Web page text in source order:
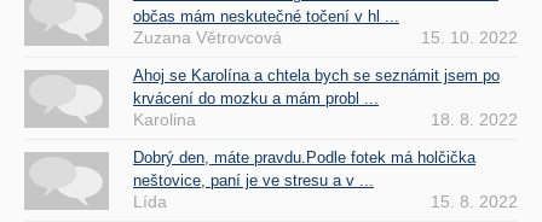
občas mám neskutečné točení v hl ...
Zuzana Větrovcová 15. 10. 2022
Ahoj se Karolína a chtela bych se seznámit jsem po
krvácení do mozku a mám probl ...
Karolina 18. 8. 2022
Dobrý den, máte pravdu.Podle fotek má holčička
neštovice, paní je ve stresu a v ...
Lída 15. 8. 2022